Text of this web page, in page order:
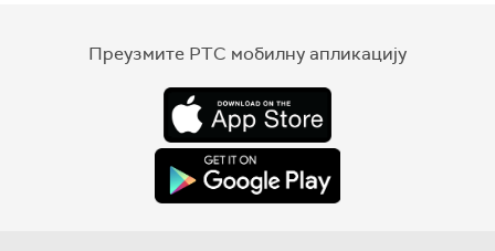
Преузмите РТС мобилну апликацију